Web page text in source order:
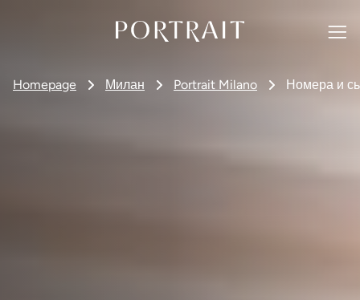
Homepage Милан Portrait Milano Номера и